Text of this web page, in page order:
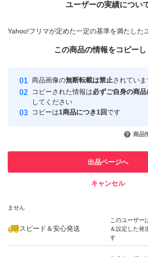
ユーザーの実績につい
Yahoo!フリマが定めた一定の基準を満たした
付与しています
安心取引出品者
心・安全なユ
取引実績
引を完了させ
での取引実績
ません
スピード＆安心発送
このユーザー
＆設定した発
す
価格の相談
この商品の情報をコピー
商品画像の無断転載は禁止されていま
コピーされた情報は必ずご自身の商
してください
コピーは1商品につき1回です
商品
出品ページへ
キャンセル
この商品をみている人にオススメ